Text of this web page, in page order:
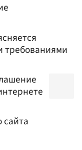
требованиями
сайта